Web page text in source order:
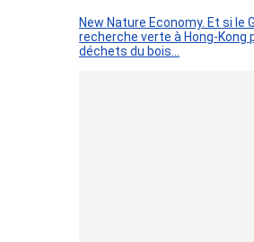
New Nature Economy. Et si le
recherche verte à Hong-Kong
déchets du bois…